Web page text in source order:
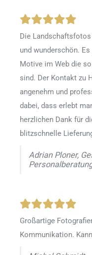
Die
und wunderschön.
Motive im Web die
sind. Der Kontakt zu
angenehm und
dabei, dass erlebt
herzlichen Dank für
blitzschnelle
Adrian Ploner,
Großartige
Kommunikation.